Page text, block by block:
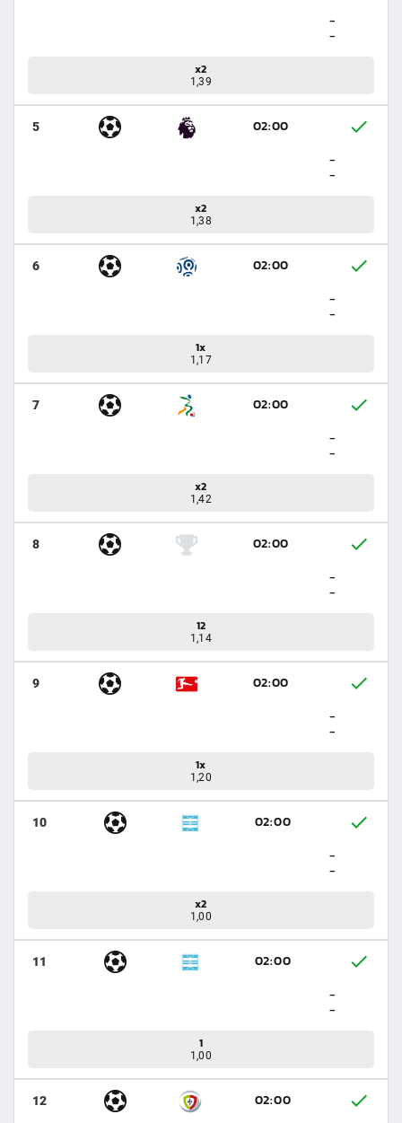
-
-
x2
1,39
5
02:00
-
-
x2
1,38
6
02:00
-
-
1x
1,17
7
02:00
-
-
x2
1,42
8
02:00
-
-
12
1,14
9
02:00
-
-
1x
1,20
10
02:00
-
-
x2
1,00
11
02:00
-
-
1
1,00
12
02:00